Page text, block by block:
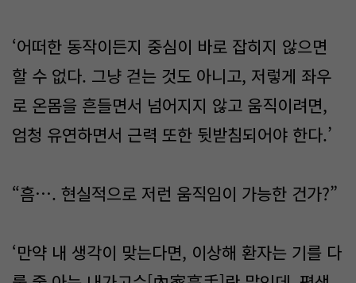
‘어떠한 동작이든지 중심이 바로 잡히지 않으면
할 수 없다. 그냥 걷는 것도 아니고, 저렇게 좌우
로 온몸을 흔들면서 넘어지지 않고 움직이려면,
엄청 유연하면서 근력 또한 뒷받침되어야 한다.’
“흠…. 현실적으로 저런 움직임이 가능한 건가?”
‘만약 내 생각이 맞는다면, 이상해 환자는 기를 다